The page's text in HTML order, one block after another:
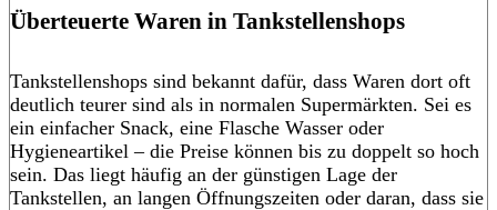
Überteuerte Waren in Tankstellenshops
Tankstellenshops sind bekannt dafür, dass Waren dort oft
deutlich teurer sind als in normalen Supermärkten. Sei es
ein einfacher Snack, eine Flasche Wasser oder
Hygieneartikel – die Preise können bis zu doppelt so hoch
sein. Das liegt häufig an der günstigen Lage der
Tankstellen, an langen Öffnungszeiten oder daran, dass sie